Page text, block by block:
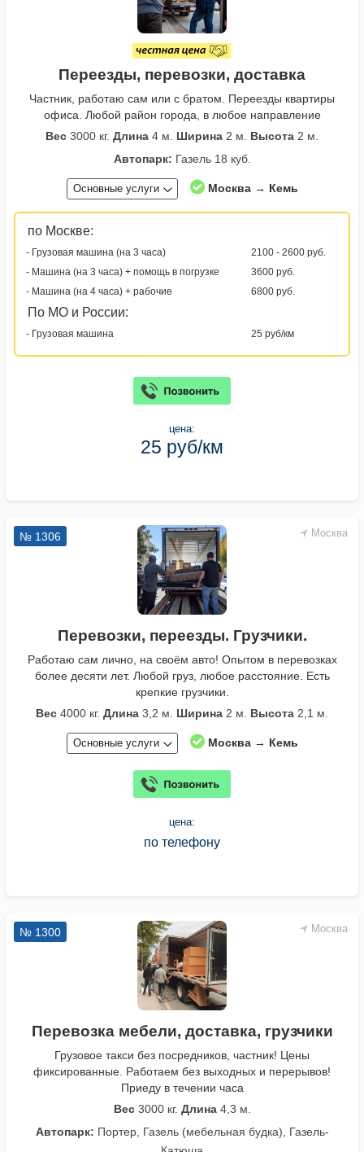
Переезды, перевозки, доставка
Частник, работаю сам или с братом. Переезды квартиры
офиса. Любой район города, в любое направление
Вес 3000 кг. Длина 4 м. Ширина 2 м. Высота 2 м.
Автопарк: Газель 18 куб.
Основные услуги Москва → Кемь
по Москве:
- Грузовая машина (на 3 часа)
2100 - 2600 руб.
- Машина (на 3 часа) + помощь в погрузке
3600 руб.
- Машина (на 4 часа) + рабочие
6800 руб.
По МО и России:
- Грузовая машина 25 руб/км
цена:
25 руб/км
Москва
№ 1306
Перевозки, переезды. Грузчики.
Работаю сам лично, на своём авто! Опытом в перевозках
более десяти лет. Любой груз, любое расстояние. Есть
крепкие грузчики.
Вес 4000 кг. Длина 3,2 м. Ширина 2 м. Высота 2,1 м.
Основные услуги Москва → Кемь
цена:
по телефону
Москва
№ 1300
Перевозка мебели, доставка, грузчики
Грузовое такси без посредников, частник! Цены
фиксированные. Работаем без выходных и перерывов!
Приеду в течении часа
Вес3000 кг. Длина4,3 м.
Автопарк: Портер, Газель (мебельная будка), Газель-